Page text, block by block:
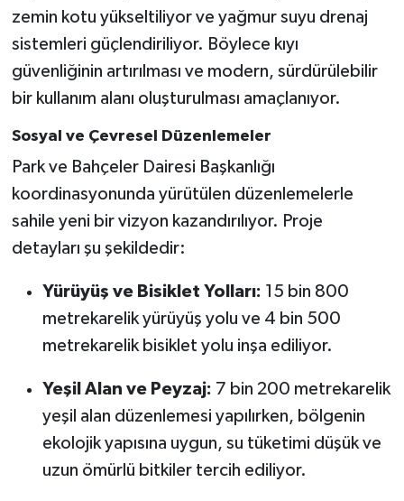
zemin kotu yükseltiliyor ve yağmur suyu drenaj
sistemleri güçlendiriliyor. Böylece kıyı
güvenliğinin artırılması ve modern, sürdürülebilir
bir kullanım alanı oluşturulması amaçlanıyor.
Sosyal ve Çevresel Düzenlemeler
Park ve Bahçeler Dairesi Başkanlığı
koordinasyonunda yürütülen düzenlemelerle
sahile yeni bir vizyon kazandırılıyor. Proje
detayları şu şekildedir:
Yürüyüş ve Bisiklet Yolları: 15 bin 800
metrekarelik yürüyüş yolu ve 4 bin 500
metrekarelik bisiklet yolu inşa ediliyor.
Yeşil Alan ve Peyzaj: 7 bin 200 metrekarelik
yeşil alan düzenlemesi yapılırken, bölgenin
ekolojik yapısına uygun, su tüketimi düşük ve
uzun ömürlü bitkiler tercih ediliyor.